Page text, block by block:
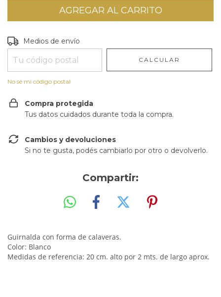
Entregas para el CP:
Medios de envío
CALCULAR
No sé mi código postal
Compra protegida
Tus datos cuidados durante toda la compra.
Cambios y devoluciones
Si no te gusta, podés cambiarlo por otro o devolverlo.
Compartir:
Guirnalda con forma de calaveras.
Color: Blanco
Medidas de referencia: 20 cm. alto por 2 mts. de largo aprox.